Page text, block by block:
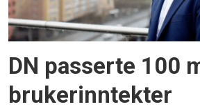
DN passerte 100
brukerinntekter